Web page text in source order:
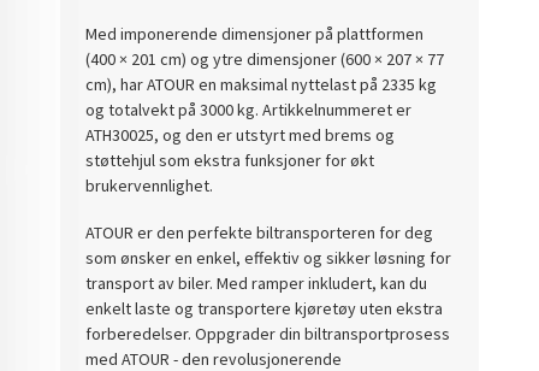
Med imponerende dimensjoner på plattformen
(400 × 201 cm) og ytre dimensjoner (600 × 207 × 77
cm), har ATOUR en maksimal nyttelast på 2335 kg
og totalvekt på 3000 kg. Artikkelnummeret er
ATH30025, og den er utstyrt med brems og
støttehjul som ekstra funksjoner for økt
brukervennlighet.
ATOUR er den perfekte biltransporteren for deg
som ønsker en enkel, effektiv og sikker løsning for
transport av biler. Med ramper inkludert, kan du
enkelt laste og transportere kjøretøy uten ekstra
forberedelser. Oppgrader din biltransportprosess
med ATOUR - den revolusjonerende